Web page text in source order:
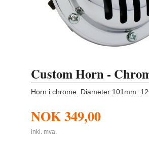
Custom Horn -
Horn i chrome. Diameter 101mm.
NOK349,00
inkl. mva.